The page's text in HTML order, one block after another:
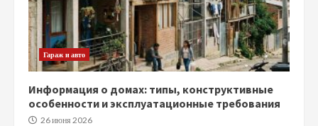
Гараж и авто
Информация о домах: типы, конструктивные
особенности и эксплуатационные требования
26 июня 2026